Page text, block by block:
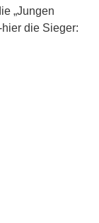
„Jungen
die Sieger: